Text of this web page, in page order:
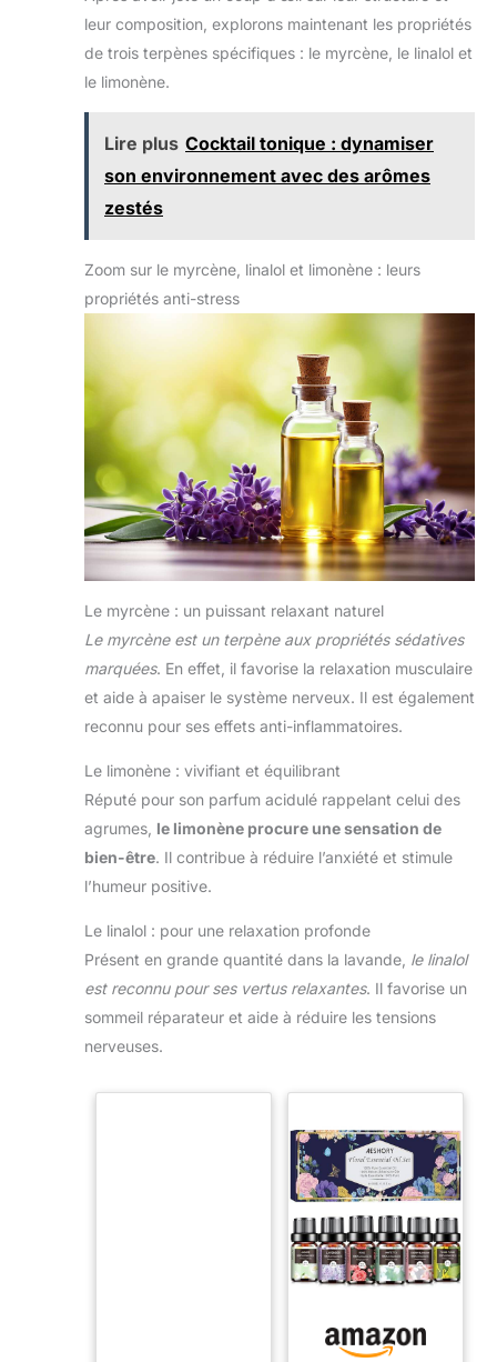
leur composition, explorons maintenant les propriétés
de trois terpènes spécifiques : le myrcène, le linalol et
le limonène.
Lire plus Cocktail tonique : dynamiser
son environnement avec des arômes
zestés
Zoom sur le myrcène, linalol et limonène : leurs
propriétés anti-stress
Le myrcène : un puissant relaxant naturel
Le myrcène est un terpène aux propriétés sédatives
marquées. En effet, il favorise la relaxation musculaire
et aide à apaiser le système nerveux. Il est également
reconnu pour ses effets anti-inflammatoires.
Le limonène : vivifiant et équilibrant
Réputé pour son parfum acidulé rappelant celui des
agrumes, le limonène procure une sensation de
bien-être. Il contribue à réduire l’anxiété et stimule
l’humeur positive.
Le linalol : pour une relaxation profonde
Présent en grande quantité dans la lavande, le linalol
est reconnu pour ses vertus relaxantes. Il favorise un
sommeil réparateur et aide à réduire les tensions
nerveuses.